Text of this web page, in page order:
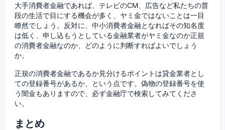
大手消費者金融であれば、テレビのCM、広告など私たちの普
段の生活で目にする機会が多く、ヤミ金ではないことは一目
瞭然でしょう。反対に、中小消費者金融となればその知名度
は低く、申し込もうとしている金融業者がヤミ金なのか正規
の消費者金融なのか、どのように判断すればよいでしょう
か。
正規の消費者金融であるか見分けるポイントは貸金業者とし
ての登録番号があるか、という点です。偽物の登録番号を使
う闇金もありますので、必ず金融庁で検索してみてくださ
い。
まとめ